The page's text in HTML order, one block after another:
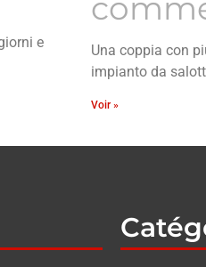
e
Una coppia con
impianto da
Voir »